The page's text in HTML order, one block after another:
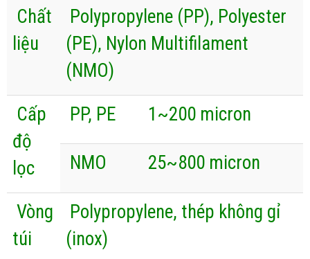
Chất
liệu
Polypropylene (PP), Polyester
(PE), Nylon Multifilament
(NMO)
Cấp
độ
lọc
PP, PE 1~200 micron
NMO 25~800 micron
Vòng
túi
Polypropylene, thép không gỉ
(inox)